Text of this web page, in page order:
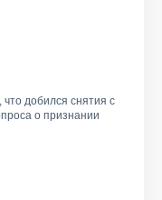
добился снятия с
о признании